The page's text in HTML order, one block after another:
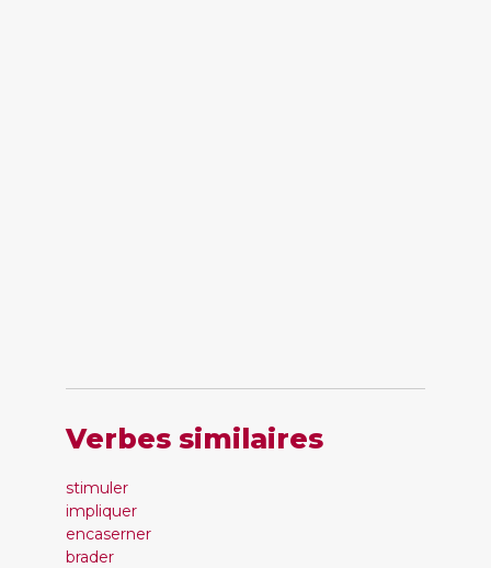
Verbes similaires
stimuler
impliquer
encaserner
brader